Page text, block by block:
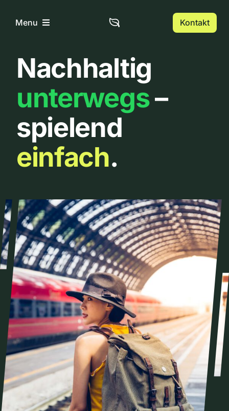
InhaltMenu
Home
Über uns
Urbanlist
Kontakt
Nachhaltig
unterwegs–
spielend
einfach.